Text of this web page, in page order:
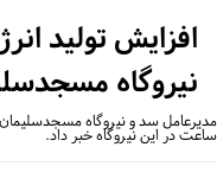
نیروگاه
در این نیروگاه خبر داد.